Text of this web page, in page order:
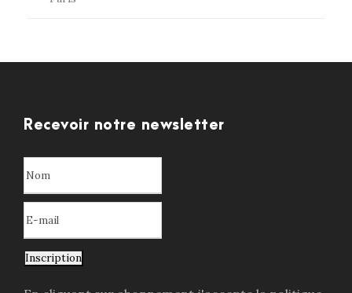
Recevoir notre newsletter
Inscription